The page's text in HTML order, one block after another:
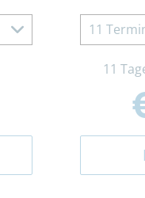
11
11